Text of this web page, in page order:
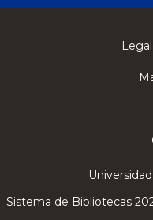
Sistema de Bibliotecas